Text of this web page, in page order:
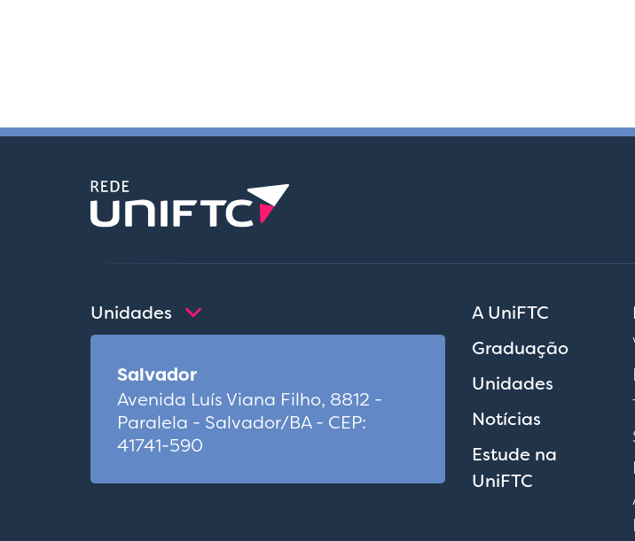
Unidades
Salvador
Avenida Luís Viana Filho, 8812 -
Paralela - Salvador/BA - CEP:
41741-590
A UniFTC
Graduação
Unidades
Notícias
Estude na
UniFTC